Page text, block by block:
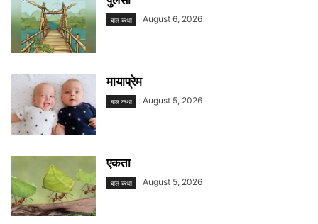
बाल कथा August 6, 2026
मायाप्रेम
बाल कथा August 5, 2026
एकता
बाल कथा August 5, 2026